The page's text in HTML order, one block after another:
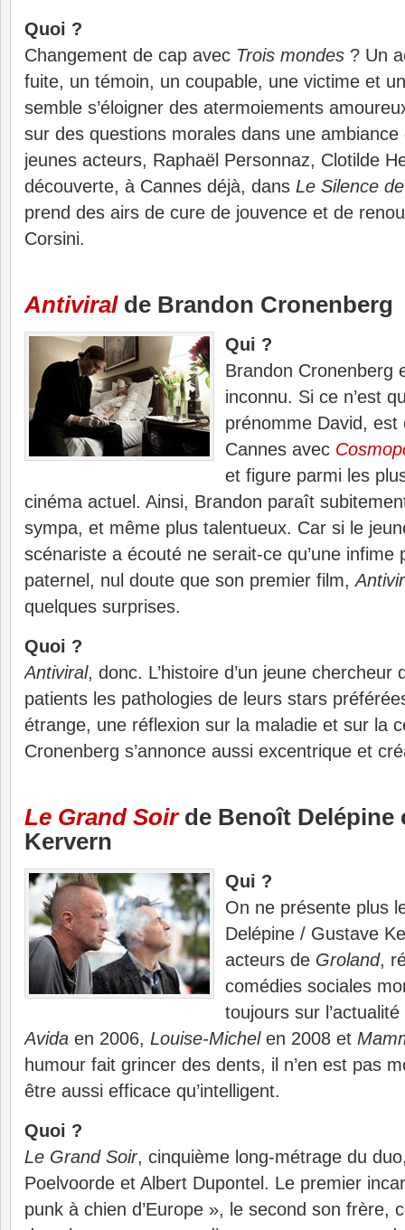
Quoi ?
Changement de cap avec Trois mondes ? Un
fuite, un témoin, un coupable, une victime et
semble s’éloigner des atermoiements
sur des questions morales dans une
jeunes acteurs, Raphaël Personnaz, Clotilde
découverte, à Cannes déjà, dans Le Silence
prend des airs de cure de jouvence et de
Corsini.
Antiviralde Brandon Cronenberg
Qui ?
Brandon Cronenberg
inconnu. Si ce n’est
prénomme David,
Cannes avec
et figure parmi les
cinéma actuel. Ainsi, Brandon paraît
sympa, et même plus talentueux. Car si le
scénariste a écouté ne serait-ce qu’une infime
paternel, nul doute que son premier film,
quelques surprises.
Quoi ?
Antiviral, donc. L’histoire d’un jeune chercheur
patients les pathologies de leurs stars
étrange, une réflexion sur la maladie et sur la
Cronenberg s’annonce aussi excentrique et
Le Grand Soirde Benoît Delépine
Kervern
Qui ?
On ne présente plus
Delépine / Gustave
acteurs de Groland,
comédies sociales
toujours sur
Avida en 2006, Louise-Michelen 2008 et
humour fait grincer des dents, il n’en est pas
être aussi efficace qu’intelligent.
Quoi ?
Le Grand Soir, cinquième long-métrage du
Poelvoorde et Albert Dupontel. Le premier
punk à chien d’Europe », le second son frère,